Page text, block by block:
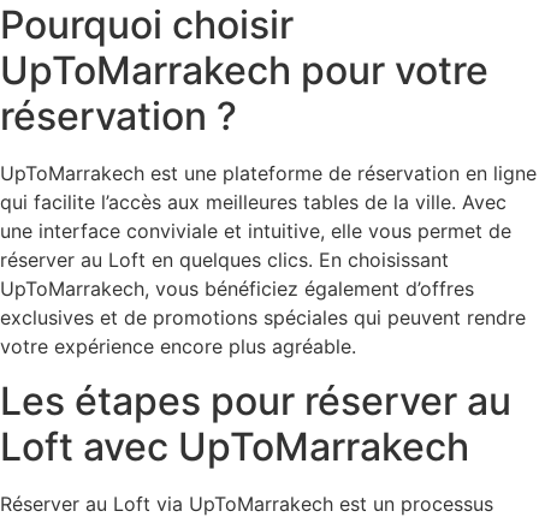
Pourquoi choisir
UpToMarrakech pour votre
réservation ?
UpToMarrakech est une plateforme de réservation en ligne
qui facilite l’accès aux meilleures tables de la ville. Avec
une interface conviviale et intuitive, elle vous permet de
réserver au Loft en quelques clics. En choisissant
UpToMarrakech, vous bénéficiez également d’offres
exclusives et de promotions spéciales qui peuvent rendre
votre expérience encore plus agréable.
Les étapes pour réserver au
Loft avec UpToMarrakech
Réserver au Loft via UpToMarrakech est un processus